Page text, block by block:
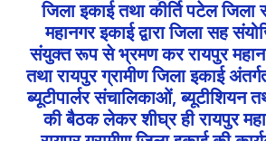
जिला इकाई तथा कीर्ति पटेल जिला
महानगर इकाई द्वारा जिला सह
संयुक्त रूप से भ्रमण कर रायपुर
तथा रायपुर ग्रामीण जिला इकाई
ब्यूटीपार्लर संचालिकाओं, ब्यूटीशियन
की बैठक लेकर शीघ्र ही रायपुर